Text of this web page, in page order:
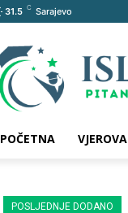
31.5 C Sarajevo
POČETNA
POSLJEDNJE DODANO